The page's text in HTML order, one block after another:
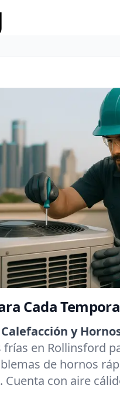
Cada
y
frías en Rollinsford
de hornos
Cuenta con aire